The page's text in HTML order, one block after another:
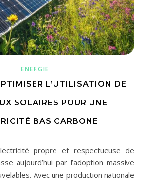
ENERGIE
L’UTILISATION DE
SOLAIRES POUR UNE
BAS CARBONE
aujourd’hui par l’adoption massive
Avec une production nationale